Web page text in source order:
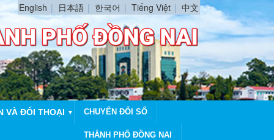
English 日本語 한국어 Tiếng Việt 中文
VÀ ĐỐI THOẠI ▼ CHUYỂN ĐỔI SỐ
THÀNH PHỐ ĐỒNG NAI